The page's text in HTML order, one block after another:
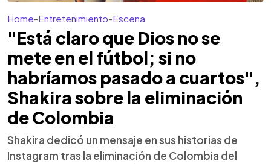
Home-Entretenimiento-Escena
"Está claro que Dios no se
mete en el fútbol; si no
habríamos pasado a cuartos",
Shakira sobre la eliminación
de Colombia
Shakira dedicó un mensaje en sus historias de
Instagram tras la eliminación de Colombia del